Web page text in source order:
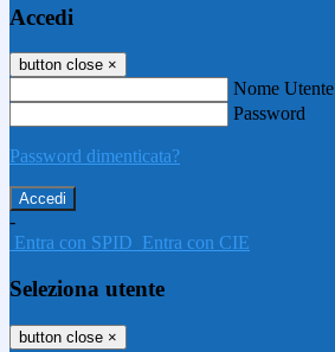
Accedi
button close ×
Nome Utente
Password
Password dimenticata?
-
Entra con SPID Entra con CIE
Seleziona utente
button close ×